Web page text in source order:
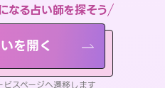
なる占い師を探そう
を開く
スページへ遷移します